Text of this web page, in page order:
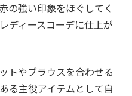
の強い印象をほぐしてく
ディースコーデに仕上が
トやブラウスを合わせる
る主役アイテムとして自